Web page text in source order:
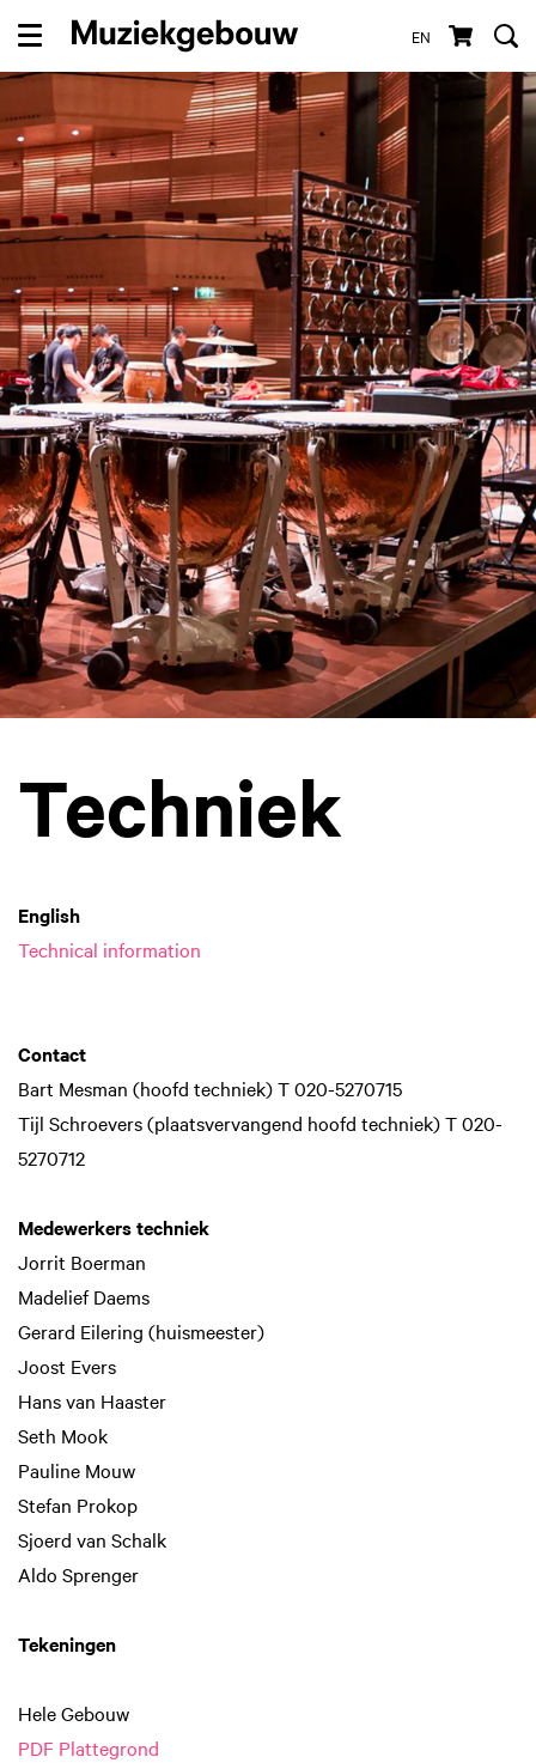
EN
Menu
Techniek
English
Technical information
Contact
Bart Mesman (hoofd techniek) T 020-5270715
Tijl Schroevers (plaatsvervangend hoofd techniek) T 020-
5270712
Medewerkers techniek
Jorrit Boerman
Madelief Daems
Gerard Eilering (huismeester)
Joost Evers
Hans van Haaster
Seth Mook
Pauline Mouw
Stefan Prokop
Sjoerd van Schalk
Aldo Sprenger
Tekeningen
Hele Gebouw
PDF Plattegrond